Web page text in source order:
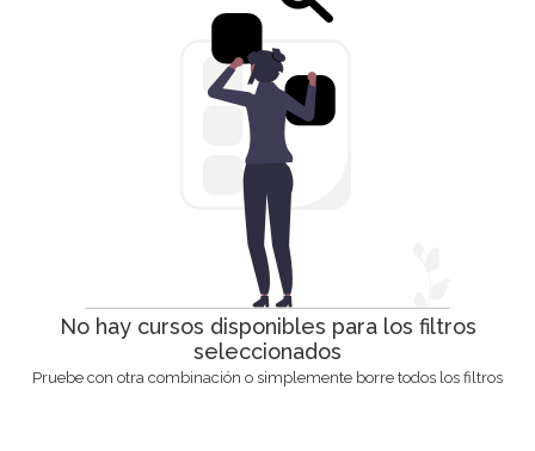
No hay cursos disponibles para los filtros
seleccionados
Pruebe con otra combinación o simplemente borre todos los filtros